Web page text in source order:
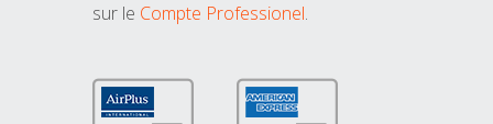
sur le Compte Professionel.